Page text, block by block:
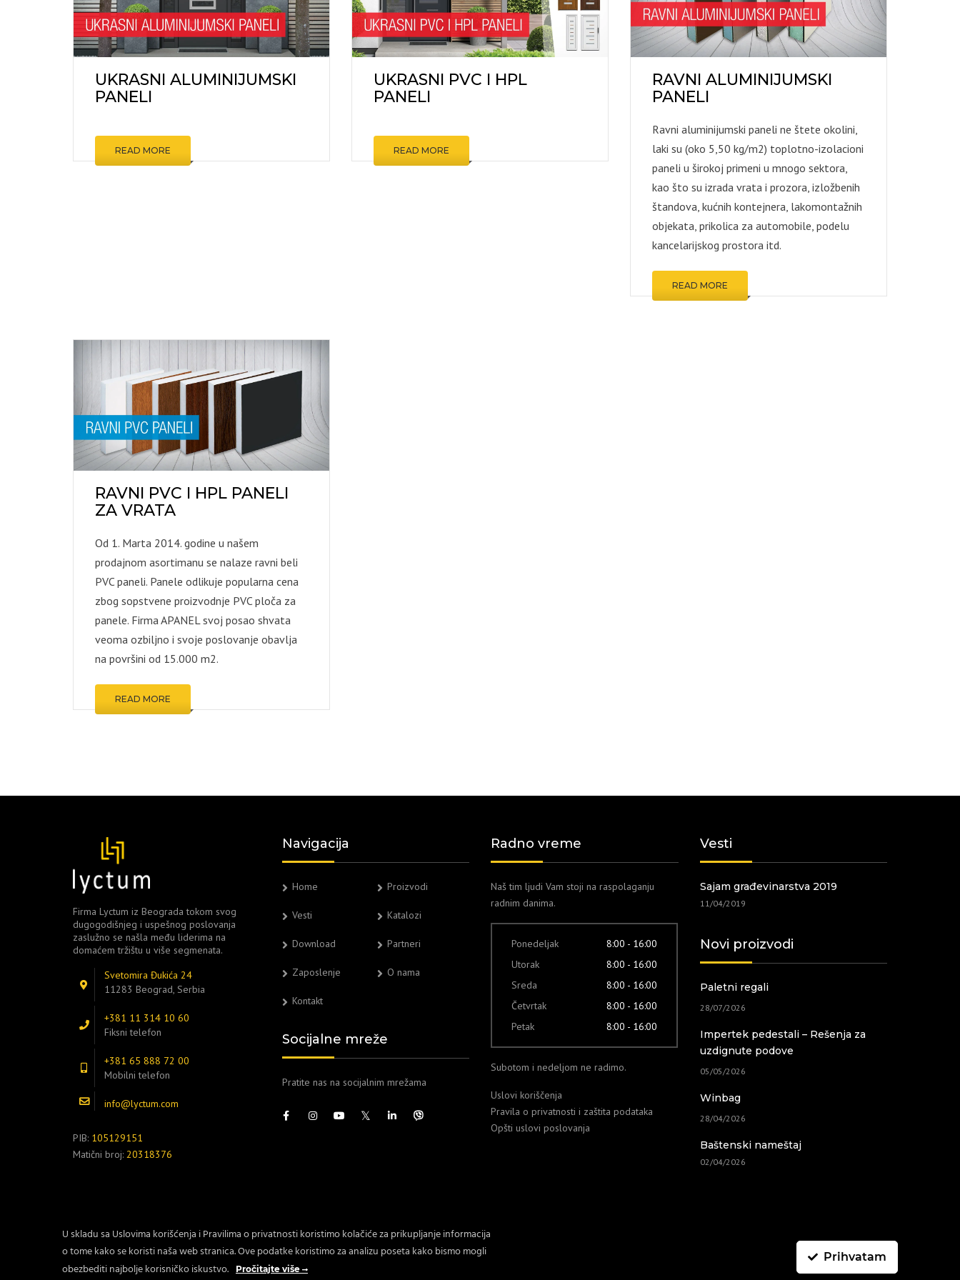
UKRASNI ALUMINIJUMSKI
PANELI
READ MORE
UKRASNI PVC I HPL
PANELI
READ MORE
RAVNI ALUMINIJUMSKI
PANELI
Ravni aluminijumski paneli ne štete okolini,
laki su (oko 5,50 kg/m2) toplotno-izolacioni
paneli u širokoj primeni u mnogo sektora,
kao što su izrada vrata i prozora, izložbenih
štandova, kućnih kontejnera, lakomontažnih
objekata, prikolica za automobile, podelu
kancelarijskog prostora itd.
READ MORE
RAVNI PVC I HPL PANELI
ZA VRATA
Od 1. Marta 2014. godine u našem
prodajnom asortimanu se nalaze ravni beli
PVC paneli. Panele odlikuje popularna cena
zbog sopstvene proizvodnje PVC ploča za
panele. Firma APANEL svoj posao shvata
veoma ozbiljno i svoje poslovanje obavlja
na površini od 15.000 m2.
READ MORE
Firma Lyctum iz Beograda tokom svog
dugogodišnjeg i uspešnog poslovanja
zaslužno se našla među liderima na
domaćem tržištu u više segmenata.
Svetomira Đukića 24
11283 Beograd, Serbia
+381 11 314 10 60
Fiksni telefon
+381 65 888 72 00
Mobilni telefon
info@lyctum.com
PIB: 105129151
Matični broj: 20318376
Navigacija
Home Proizvodi
Vesti Katalozi
Download Partneri
Zaposlenje O nama
Kontakt
Socijalne mreže
Pratite nas na socijalnim mrežama
Radno vreme
Naš tim ljudi Vam stoji na raspolaganju
radnim danima.
Ponedeljak
8:00 - 16:00
Utorak
8:00 - 16:00
Sreda
8:00 - 16:00
Četvrtak
8:00 - 16:00
Petak
8:00 - 16:00
Subotom i nedeljom ne radimo.
Uslovi koriščenja
Pravila o privatnosti i zaštita podataka
Opšti uslovi poslovanja
Vesti
Sajam građevinarstva 2019
11/04/2019
Novi proizvodi
Paletni regali
28/07/2026
Impertek pedestali – Rešenja za
uzdignute podove
05/05/2026
Winbag
28/04/2026
Baštenski nameštaj
02/04/2026
Copyright © 2007-2025 Lyctum d.o.o.
U skladu sa Uslovima korišćenja i Pravilima o privatnosti koristimo kolačiće za prikupljanje informacija
o tome kako se koristi naša web stranica. Ove podatke koristimo za analizu poseta kako bismo mogli
obezbediti najbolje korisničko iskustvo.
Pročitajte više
Prihvatam